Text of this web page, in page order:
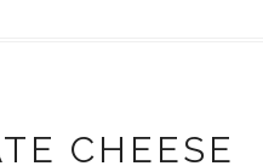
CHEESE